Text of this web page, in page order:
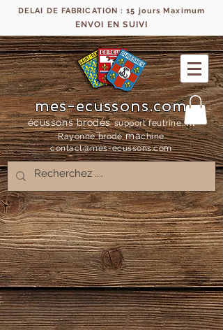
DELAI DE FABRICATION : 15 jours Maximum
ENVOI EN SUIVI
mes-ecussons.com
écussons brodés support feutrine, fil
Rayonne brodémachine
contact@mes-ecussons.com